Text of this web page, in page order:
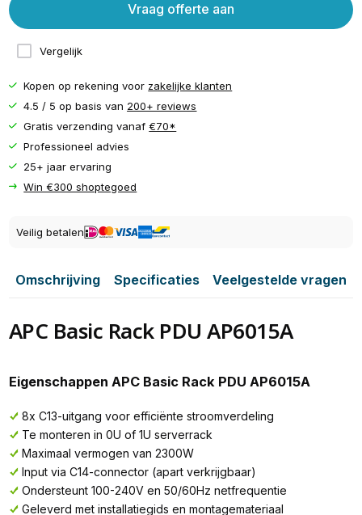
Vergelijk
Vraag offerte aan
Kopen op rekening voor zakelijke klanten
4.5 / 5 op basis van 200+ reviews
Gratis verzending vanaf€70*
Professioneel advies
25+ jaar ervaring
Win €300 shoptegoed
Veilig betalen
Omschrijving Specificaties Veelgestelde vragen
APC Basic Rack PDU AP6015A
Eigenschappen APC Basic Rack PDU AP6015A
8x C13-uitgang voor efficiënte stroomverdeling
Te monteren in 0U of 1U serverrack
Maximaal vermogen van 2300W
Input via C14-connector (apart verkrijgbaar)
Ondersteunt 100-240V en 50/60Hz netfrequentie
Geleverd met installatiegids en montagemateriaal